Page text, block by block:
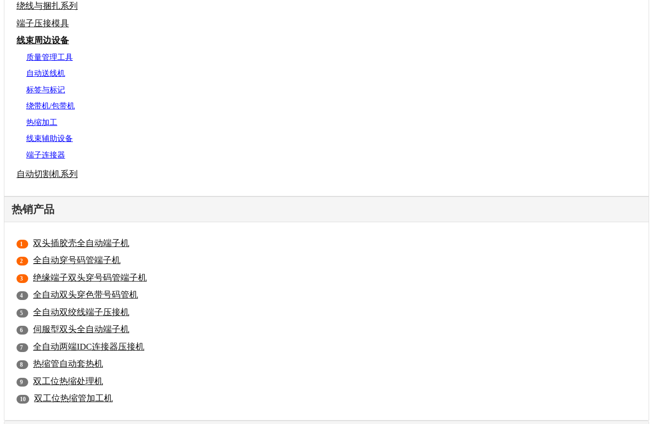
绕线与捆扎系列
端子压接模具
线束周边设备
质量管理工具
自动送线机
标签与标记
绕带机/包带机
热缩加工
线束辅助设备
端子连接器
自动切割机系列
热销产品
双头插胶壳全自动端子机
全自动穿号码管端子机
绝缘端子双头穿号码管端子机
全自动双头穿色带号码管机
全自动双绞线端子压接机
伺服型双头全自动端子机
全自动两端IDC连接器压接机
热缩管自动套热机
双工位热缩处理机
双工位热缩管加工机